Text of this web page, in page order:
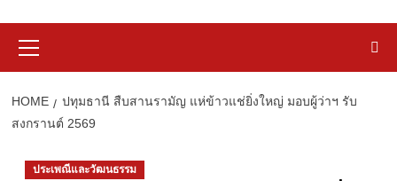
Menu
HOME
ปทุมธานี สืบสานรามัญ แห่ข้าวแช่ยิ่งใหญ่ มอบผู้ว่าฯ รับ
สงกรานต์ 2569
ประเพณีและวัฒนธรรม